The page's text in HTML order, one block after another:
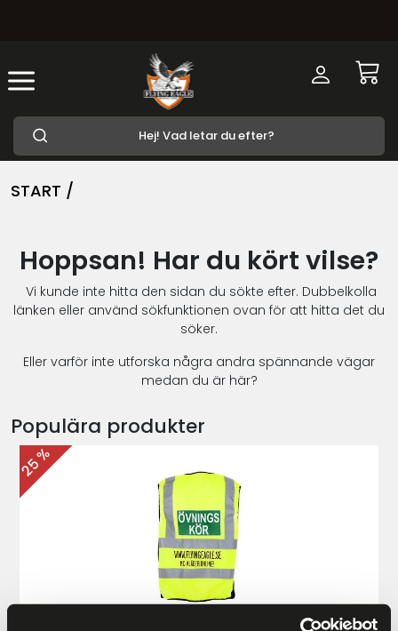
START /
Hoppsan! Har du kört vilse?
Vi kunde inte hitta den sidan du sökte efter. Dubbelkolla
länken eller använd sökfunktionen ovan för att hitta det du
söker.
Eller varför inte utforska några andra spännande vägar
medan du är här?
Populära produkter
25 %